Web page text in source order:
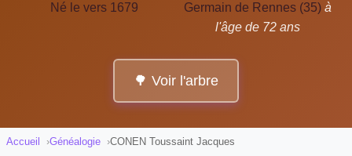
Né le vers 1679
Germain de Rennes (35) à
l'âge de 72 ans
🌳 Voir l'arbre
Accueil Généalogie CONEN Toussaint Jacques